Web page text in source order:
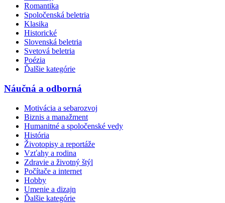
Romantika
Spoločenská beletria
Klasika
Historické
Slovenská beletria
Svetová beletria
Poézia
Ďalšie kategórie
Náučná a odborná
Motivácia a sebarozvoj
Biznis a manažment
Humanitné a spoločenské vedy
História
Životopisy a reportáže
Vzťahy a rodina
Zdravie a životný štýl
Počítače a internet
Hobby
Umenie a dizajn
Ďalšie kategórie